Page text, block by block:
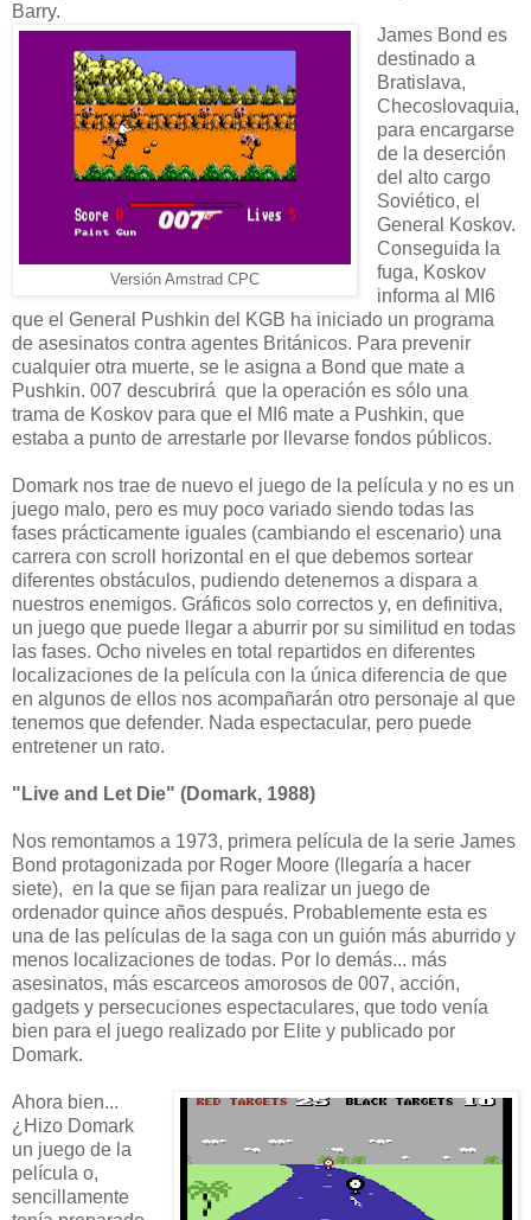
Barry.
Versión Amstrad CPC
James Bond es
destinado a
Bratislava,
Checoslovaquia,
para encargarse
de la deserción
del alto cargo
Soviético, el
General Koskov.
Conseguida la
fuga, Koskov
informa al MI6
que el General Pushkin del KGB ha iniciado un programa
de asesinatos contra agentes Británicos. Para prevenir
cualquier otra muerte, se le asigna a Bond que mate a
Pushkin. 007 descubrirá que la operación es sólo una
trama de Koskov para que el MI6 mate a Pushkin, que
estaba a punto de arrestarle por llevarse fondos públicos.
Domark nos trae de nuevo el juego de la película y no es un
juego malo, pero es muy poco variado siendo todas las
fases prácticamente iguales (cambiando el escenario) una
carrera con scroll horizontal en el que debemos sortear
diferentes obstáculos, pudiendo detenernos a dispara a
nuestros enemigos. Gráficos solo correctos y, en definitiva,
un juego que puede llegar a aburrir por su similitud en todas
las fases. Ocho niveles en total repartidos en diferentes
localizaciones de la película con la única diferencia de que
en algunos de ellos nos acompañarán otro personaje al que
tenemos que defender. Nada espectacular, pero puede
entretener un rato.
"Live and Let Die" (Domark, 1988)
Nos remontamos a 1973, primera película de la serie James
Bond protagonizada por Roger Moore (llegaría a hacer
siete), en la que se fijan para realizar un juego de
ordenador quince años después. Probablemente esta es
una de las películas de la saga con un guión más aburrido y
menos localizaciones de todas. Por lo demás... más
asesinatos, más escarceos amorosos de 007, acción,
gadgets y persecuciones espectaculares, que todo venía
bien para el juego realizado por Elite y publicado por
Domark.
Ahora bien...
¿Hizo Domark
un juego de la
película o,
sencillamente